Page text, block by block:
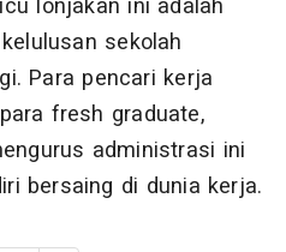
lonjakan ini adalah
sekolah
Para pencari kerja
fresh graduate,
administrasi ini
bersaing di dunia kerja.